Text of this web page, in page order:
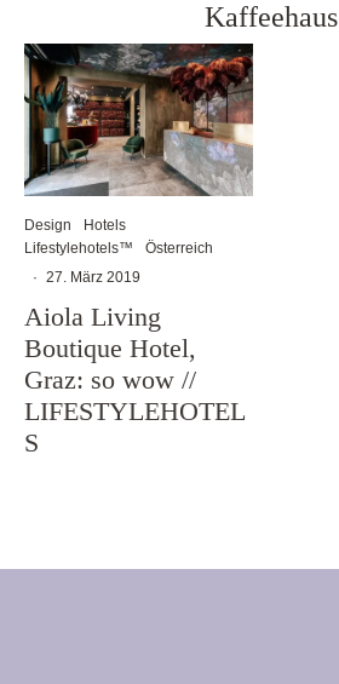
Kaffeehaus
Design
Hotels
Lifestylehotels™
Österreich
· 27. März 2019
Aiola Living
Boutique Hotel,
Graz: so wow //
LIFESTYLEHOTEL
S